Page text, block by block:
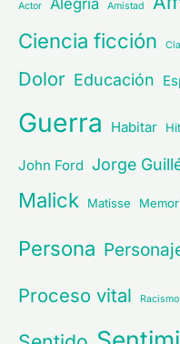
Actor Amistad
Ciencia ficción
Dolor Educación
Guerra Habitar
John Ford Jorge
Malick Matisse
Persona
Proceso vital Racismo